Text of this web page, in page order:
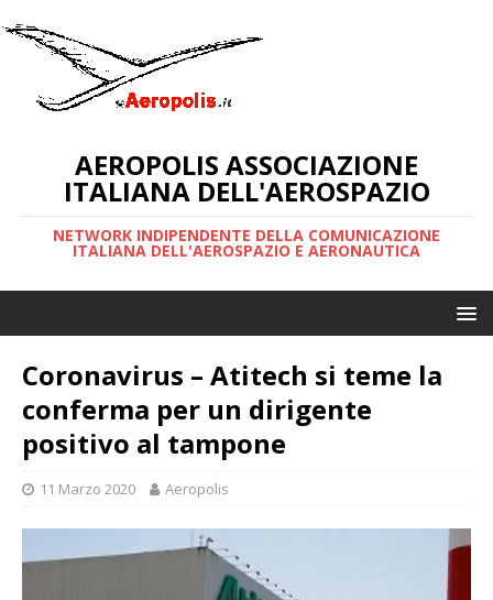
AEROPOLIS ASSOCIAZIONE
ITALIANA DELL'AEROSPAZIO
NETWORK INDIPENDENTE DELLA COMUNICAZIONE
ITALIANA DELL'AEROSPAZIO E AERONAUTICA
Coronavirus – Atitech si teme la
conferma per un dirigente
positivo al tampone
11 Marzo 2020 Aeropolis